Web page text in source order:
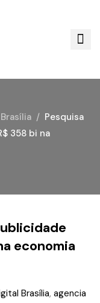
Pesquisa
358 bi na
economia
Brasília, agencia